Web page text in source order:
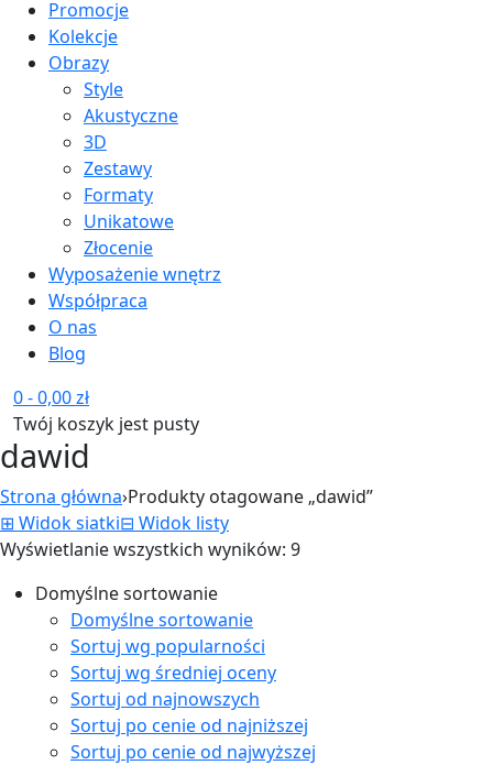
Promocje
Kolekcje
Obrazy
Style
Akustyczne
3D
Zestawy
Formaty
Unikatowe
Złocenie
Wyposażenie wnętrz
Współpraca
O nas
Blog
0-0,00zł
Twój koszyk jest pusty
dawid
Strona główna›Produkty otagowane „dawid”
⊞ Widok siatki⊟ Widok listy
Wyświetlanie wszystkich wyników: 9
Domyślne sortowanie
Domyślne sortowanie
Sortuj wg popularności
Sortuj wg średniej oceny
Sortuj od najnowszych
Sortuj po cenie od najniższej
Sortuj po cenie od najwyższej